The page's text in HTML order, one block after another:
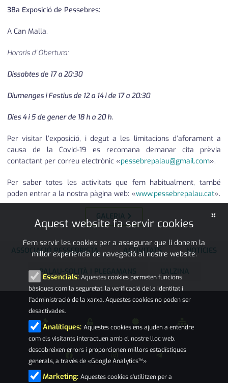
38a Exposició de Pessebres:
A Can Malla.
Horaris d’ Obertura:
Dissabtes de 17 a 20:30
Diumenges i Festius de 12 a 14 i de 17 a 20:30
Dies 4 i 5 de gener de 18 h a 20 h.
Per visitar l’exposició, i degut a les limitacions d’aforament a
causa de la Covid-19 es recomana demanar cita prèvia
contactant per correu electrònic «pessebrepalau@gmail.com».
Per saber totes les activitats que fem habitualment, també
poden entrar a la nostra pàgina web: «www.pessebrepalau.cat».
GALERIA
ASSOCIACIÓ PESSEBRISTA ACTIVITATS NOTÍCIES
PALAU-SOLITÀ I PLEGAMANS L'ALZINA
×
Aquest website fa servir cookies
Fem servir les cookies per a assegurar que li donem la
millor experiència de navegació al nostre website.
Essencials: Aquestes cookies permeten funcions
bàsiques com la seguretat, la verificació de la identitat i
l'administració de la xarxa. Aquestes cookies no poden ser
desactivades.
Analítiques: Aquestes cookies ens ajuden a entendre
com els visitants interactuen amb el nostre lloc web,
descobreixen errors i proporcionen millors estadístiques
generals, a través de «Google Analytics™»
Marketing: Aquestes cookies s'utilitzen per a